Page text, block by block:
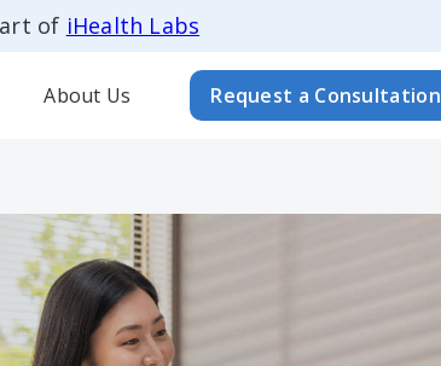
of iHealth Labs
About Us Request a Consultation